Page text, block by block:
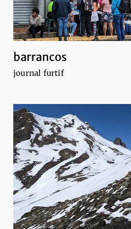
barrancos
journal furtif